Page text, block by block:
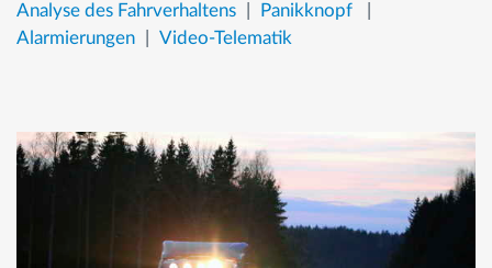
Analyse des Fahrverhaltens
Panikknopf
Alarmierungen
Video-Telematik